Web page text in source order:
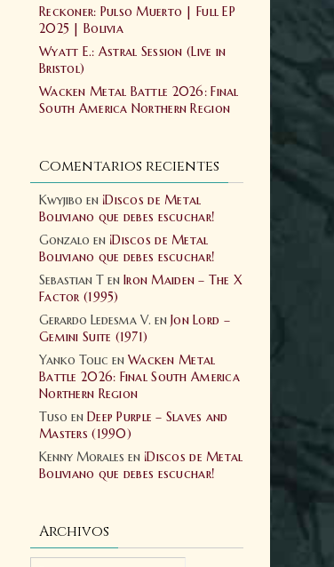
Reckoner: Pulso Muerto | Full EP
2025 | Bolivia
Wyatt E.: Astral Session (Live in
Bristol)
Wacken Metal Battle 2026: Final
South America Northern Region
Comentarios recientes
Kwyjibo en ¡Discos de Metal
Boliviano que debes escuchar!
Gonzalo en ¡Discos de Metal
Boliviano que debes escuchar!
Sebastian T en Iron Maiden – The X
Factor (1995)
Gerardo Ledesma V. en Jon Lord –
Gemini Suite (1971)
Yanko Tolic en Wacken Metal
Battle 2026: Final South America
Northern Region
Tuso en Deep Purple – Slaves and
Masters (1990)
Kenny Morales en ¡Discos de Metal
Boliviano que debes escuchar!
Archivos